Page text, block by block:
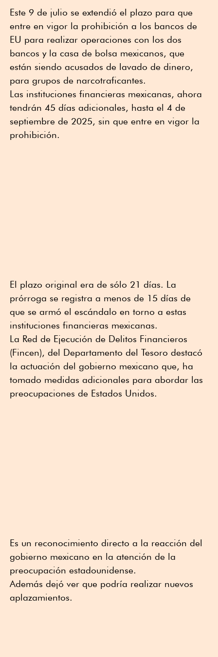
Este 9 de julio se extendió el plazo para que
entre en vigor la prohibición a los bancos de
EU para realizar operaciones con los dos
bancos y la casa de bolsa mexicanos, que
están siendo acusados de lavado de dinero,
para grupos de narcotraficantes.
Las instituciones financieras mexicanas, ahora
tendrán 45 días adicionales, hasta el 4 de
septiembre de 2025, sin que entre en vigor la
prohibición.
El plazo original era de sólo 21 días. La
prórroga se registra a menos de 15 días de
que se armó el escándalo en torno a estas
instituciones financieras mexicanas.
La Red de Ejecución de Delitos Financieros
(Fincen), del Departamento del Tesoro destacó
la actuación del gobierno mexicano que, ha
tomado medidas adicionales para abordar las
preocupaciones de Estados Unidos.
Es un reconocimiento directo a la reacción del
gobierno mexicano en la atención de la
preocupación estadounidense.
Además dejó ver que podría realizar nuevos
aplazamientos.